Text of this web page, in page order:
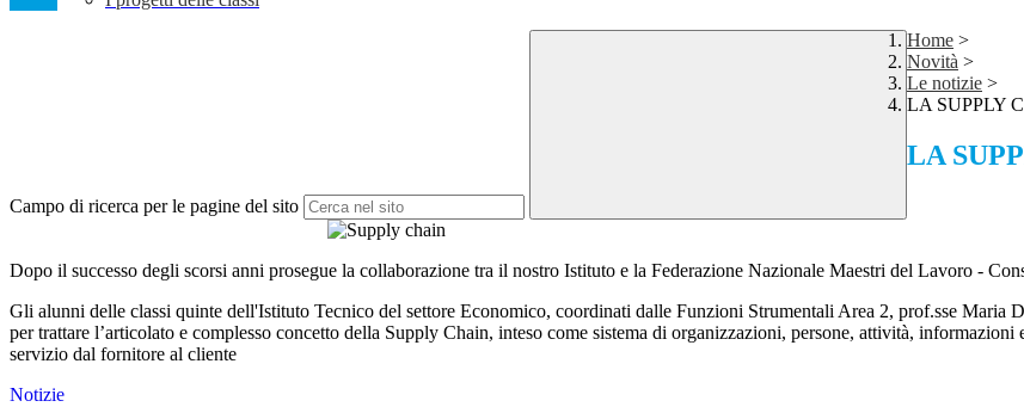
Campo di ricerca per le pagine del sito
Home >
Novità >
Le notizie >
LA SUPPLY
LA
Dopo il successo degli scorsi anni prosegue la collaborazione tra il nostro Istituto e la Federazione Nazionale Maestri del Lavoro -
Gli alunni delle classi quinte dell'Istituto Tecnico del settore Economico, coordinati dalle Funzioni Strumentali Area 2, prof.sse
per trattare l’articolato e complesso concetto della Supply Chain, inteso come sistema di organizzazioni, persone, attività,
servizio dal fornitore al cliente
Notizie